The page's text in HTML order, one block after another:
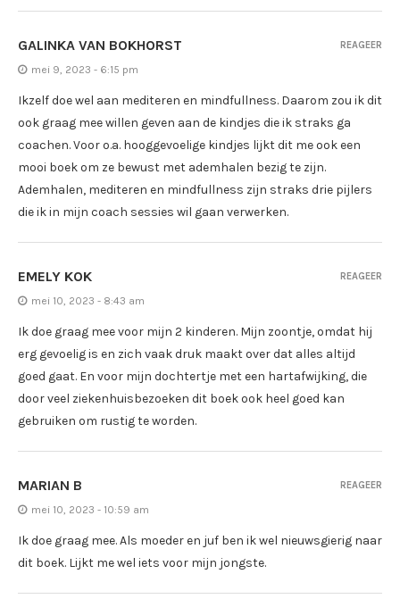
GALINKA VAN BOKHORST
mei 9, 2023 - 6:15 pm
Ikzelf doe wel aan mediteren en mindfullness. Daarom zou ik dit
ook graag mee willen geven aan de kindjes die ik straks ga
coachen. Voor o.a. hooggevoelige kindjes lijkt dit me ook een
mooi boek om ze bewust met ademhalen bezig te zijn.
Ademhalen, mediteren en mindfullness zijn straks drie pijlers
die ik in mijn coach sessies wil gaan verwerken.
REAGEER
EMELY KOK
mei 10, 2023 - 8:43 am
Ik doe graag mee voor mijn 2 kinderen. Mijn zoontje, omdat hij
erg gevoelig is en zich vaak druk maakt over dat alles altijd
goed gaat. En voor mijn dochtertje met een hartafwijking, die
door veel ziekenhuisbezoeken dit boek ook heel goed kan
gebruiken om rustig te worden.
REAGEER
MARIAN B
mei 10, 2023 - 10:59 am
Ik doe graag mee. Als moeder en juf ben ik wel nieuwsgierig naar
dit boek. Lijkt me wel iets voor mijn jongste.
REAGEER